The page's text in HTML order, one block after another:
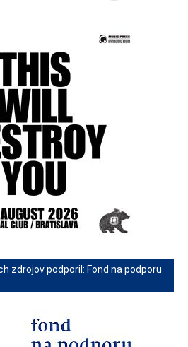
zdrojov podporil: Fond na podporu